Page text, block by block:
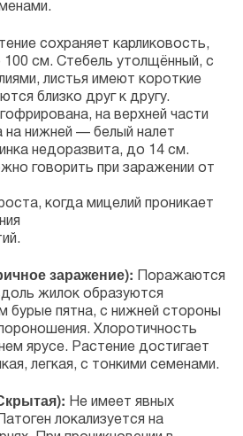
сохраняет карликовость,
см. Стебель утолщённый, с
листья имеют короткие
близко друг к другу.
на верхней части
на нижней — белый налет
недоразвита, до 14 см.
говорить при заражении от
когда мицелий проникает
заражение):
Поражаются
жилок образуются
бурые пятна, с нижней стороны
Хлоротичность
ярусе. Растение достигает
легкая, с тонкими семенами.
Не имеет явных
локализуется на